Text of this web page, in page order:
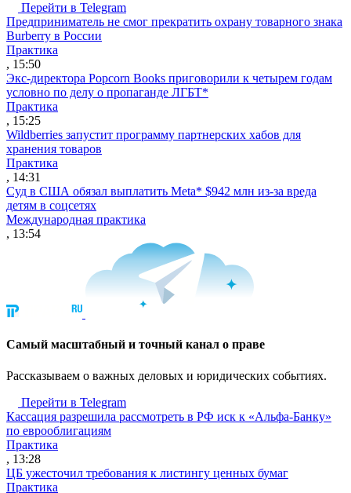
Перейти в Telegram
Предприниматель не смог прекратить охрану товарного знака
Burberry в России
Практика
, 15:50
Экс-директора Popcorn Books приговорили к четырем годам
условно по делу о пропаганде ЛГБТ*
Практика
, 15:25
Wildberries запустит программу партнерских хабов для
хранения товаров
Практика
, 14:31
Суд в США обязал выплатить Meta* $942 млн из-за вреда
детям в соцсетях
Международная практика
, 13:54
Cамый масштабный и точный канал о праве
Рассказываем о важных деловых и юридических событиях.
Перейти в Telegram
Кассация разрешила рассмотреть в РФ иск к «Альфа-Банку»
по еврооблигациям
Практика
, 13:28
ЦБ ужесточил требования к листингу ценных бумаг
Практика